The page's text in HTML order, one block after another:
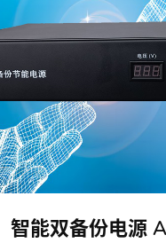
智能双备份电源